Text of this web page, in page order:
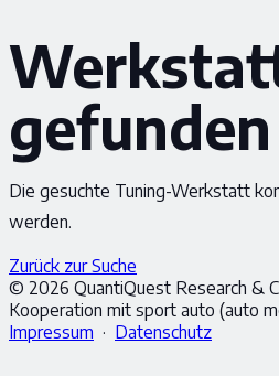
gefunden
Die gesuchte Tuning-Werkstatt
werden.
Zurück zur Suche
© 2026 QuantiQuest Research &
Kooperation mit sport auto (auto
Impressum · Datenschutz